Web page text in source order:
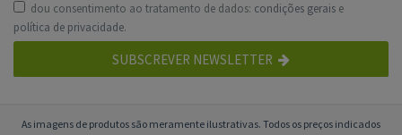
dou consentimento ao tratamento de dados: condições gerais e
política de privacidade.
SUBSCREVER NEWSLETTER
As imagens de produtos são meramente ilustrativas. Todos os preços indicados